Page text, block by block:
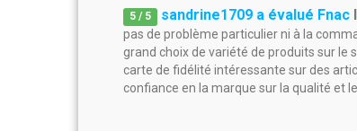
5 / 5 sandrine1709 a évalué Fnac
pas de problème particulier ni à la
grand choix de variété de produits sur le
carte de fidélité intéressante sur des
confiance en la marque sur la qualité et